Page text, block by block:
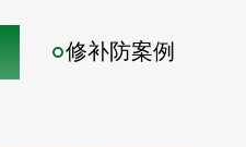
修补防案例